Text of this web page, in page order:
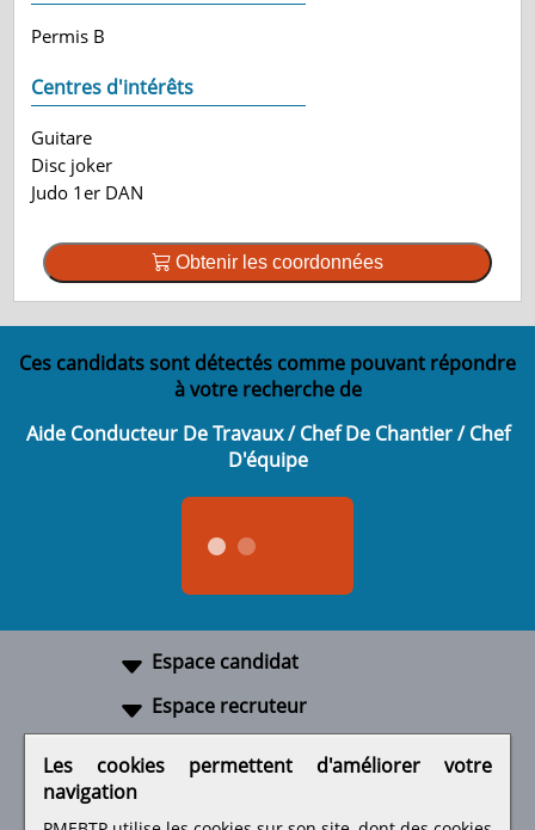
Permis B
Centres d'intérêts
Guitare
Disc joker
Judo 1er DAN
Obtenir les coordonnées
Ces candidats sont détectés comme pouvant répondre
à votre recherche de
Aide Conducteur De Travaux / Chef De Chantier / Chef
D'équipe
Espace candidat
Espace recruteur
Les cookies permettent d'améliorer votre
navigation